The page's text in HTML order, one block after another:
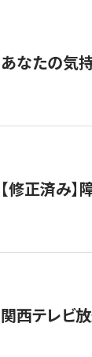
あなたの気
【修正済み
関西テレビ